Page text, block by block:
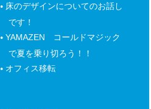
床のデザインについてのお話し
です！
YAMAZEN コールドマジック
で夏を乗り切ろう！！
オフィス移転